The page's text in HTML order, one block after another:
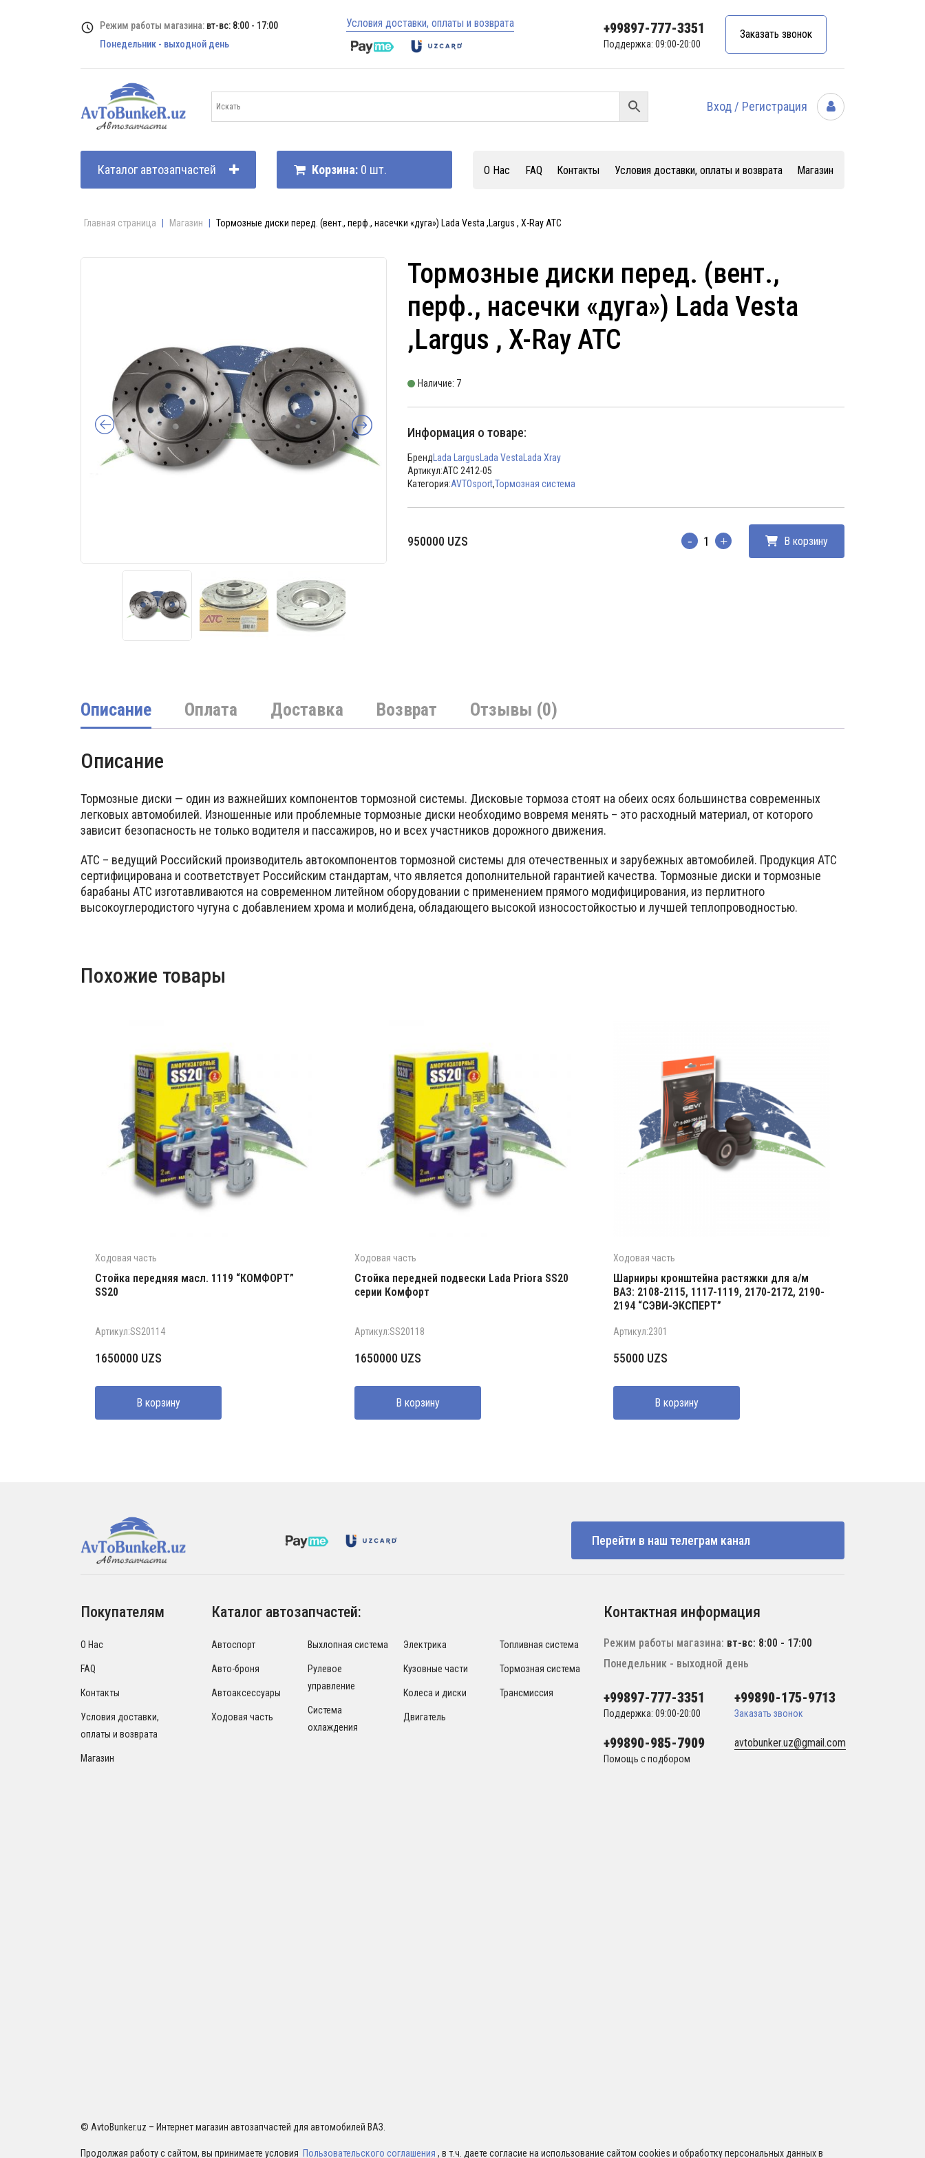
Режим работы магазина: вт-вс: 8:00 - 17:00
Понедельник - выходной день
Условия доставки, оплаты и возврата +99897-777-3351
Поддержка: 09:00-20:00
Заказать звонок
Вход / Регистрация
Каталог автозапчастей Корзина: 0 шт. О Нас FAQ Контакты Условия доставки, оплаты и возврата Магазин
Главная страница Магазин Тормозные диски перед. (вент., перф., насечки «дуга») Lada Vesta ,Largus , X-Ray АТС
Тормозные диски перед. (вент.,
перф., насечки «дуга») Lada Vesta
,Largus , X-Ray АТС
Наличие: 7
Информация о товаре:
Бренд Lada Largus Lada Vesta Lada Xray
Артикул:АТС 2412-05
Категория:AVTOsport,Тормозная система
950000 UZS Количество В корзину
Описание Оплата Доставка Возврат Отзывы (0)
Описание
Тормозные диски — один из важнейших компонентов тормозной системы. Дисковые тормоза стоят на обеих осях большинства современных
легковых автомобилей. Изношенные или проблемные тормозные диски необходимо вовремя менять – это расходный материал, от которого
зависит безопасность не только водителя и пассажиров, но и всех участников дорожного движения.
АТС – ведущий Российский производитель автокомпонентов тормозной системы для отечественных и зарубежных автомобилей. Продукция АТС
сертифицирована и соответствует Российским стандартам, что является дополнительной гарантией качества. Тормозные диски и тормозные
барабаны АТС изготавливаются на современном литейном оборудовании с применением прямого модифицирования, из перлитного
высокоуглеродистого чугуна с добавлением хрома и молибдена, обладающего высокой износостойкостью и лучшей теплопроводностью.
Похожие товары
Ходовая часть
Стойка передняя масл. 1119 “КОМФОРТ”
SS20
Артикул:SS20114
1650000 UZS
В корзину
Ходовая часть
Стойка передней подвески Lada Priora SS20
серии Комфорт
Артикул:SS20118
1650000 UZS
В корзину
Ходовая часть
Шарниры кронштейна растяжки для а/м
ВАЗ: 2108-2115, 1117-1119, 2170-2172, 2190-
2194 “СЭВИ-ЭКСПЕРТ”
Артикул:2301
55000 UZS
В корзину
Перейти в наш телеграм канал
Покупателям
О Нас
FAQ
Контакты
Условия доставки,
оплаты и возврата
Магазин
Каталог автозапчастей:
Автоспорт
Авто-броня
Автоаксессуары
Ходовая часть
Выхлопная система
Рулевое
управление
Система
охлаждения
Электрика
Кузовные части
Колеса и диски
Двигатель
Топливная система
Тормозная система
Трансмиссия
Контактная информация
Режим работы магазина: вт-вс: 8:00 - 17:00
Понедельник - выходной день
+99897-777-3351
Поддержка: 09:00-20:00
+99890-175-9713
Заказать звонок
+99890-985-7909
Помощь с подбором
avtobunker.uz@gmail.com
© AvtoBunker.uz – Интернет магазин автозапчастей для автомобилей ВАЗ.
Продолжая работу с сайтом, вы принимаете условия Пользовательского соглашения , в т.ч. даете согласие на использование сайтом cookies и обработку персональных данных в